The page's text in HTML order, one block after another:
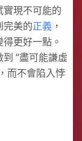
現不可能的
完美的正義 ，
更好一點。
“盡可能謙虛
而不會陷入悖